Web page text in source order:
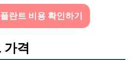
란트 비용 확인하기
가격